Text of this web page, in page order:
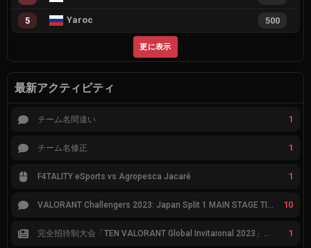
5 Yaroc 500
更に表示
最新アクティビティ
チーム名間違い 1
チーム名修正 1
F4TALITY eSports vs Agropesca Jacaré 1
VALORANT Challengers 2023: Japan Split 1 MAIN STAGE TIER表 10
完全招待制大会「TEN VALORANT Global Invitaional 2023」が韓国で開催 1